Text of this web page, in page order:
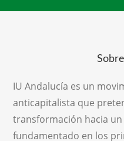
IU Andalucía es un
anticapitalista que
transformación hacia
fundamentado en los